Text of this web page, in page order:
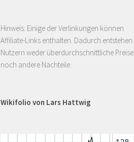
Hinweis: Einige der Verlinkungen können
Affiliate-Links enthalten. Dadurch entstehen
Nutzern weder überdurchschnittliche Preise
noch andere Nachteile.
Wikifolio von Lars Hattwig